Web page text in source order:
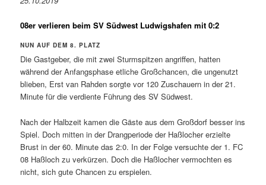
08er verlieren beim SV Südwest Ludwigshafen mit 0:2
NUN AUF DEM 8. PLATZ
Die Gastgeber, die mit zwei Sturmspitzen angriffen, hatten
während der Anfangsphase etliche Großchancen, die ungenutzt
blieben, Erst van Rahden sorgte vor 120 Zuschauern in der 21.
Minute für die verdiente Führung des SV Südwest.
Nach der Halbzeit kamen die Gäste aus dem Großdorf besser ins
Spiel. Doch mitten in der Drangperiode der Haßlocher erzielte
Brust in der 60. Minute das 2:0. In der Folge versuchte der 1. FC
08 Haßloch zu verkürzen. Doch die Haßlocher vermochten es
nicht, sich gute Chancen zu erspielen.